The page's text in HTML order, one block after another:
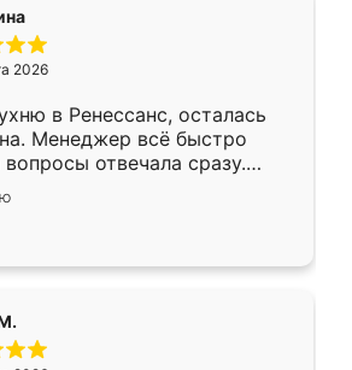
2026
в Ренессанс, осталась
Менеджер всё быстро
вопросы отвечала сразу.
в субботу, подошёл к
Собрали
работали аккуратно, даже